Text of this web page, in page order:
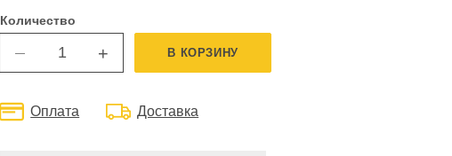
Количество
— + В КОРЗИНУ
Оплата Доставка